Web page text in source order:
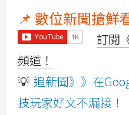
📌 數位新聞搶鮮
訂閱
頻道！
💡 追新聞》》在
技玩家好文不漏接！